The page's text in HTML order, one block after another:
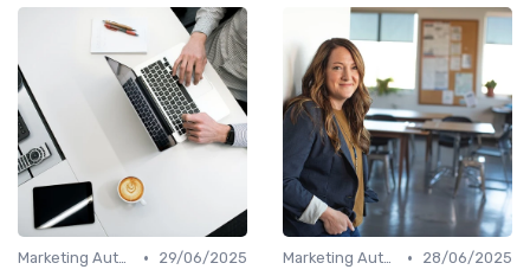
Marketing Automation & CRM •
29/06/2025
Marketing Automation & CRM •
28/06/2025